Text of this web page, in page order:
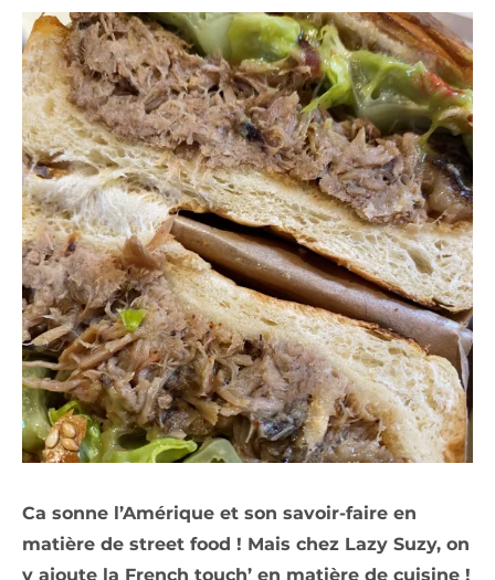
Ca sonne l’Amérique et son savoir-faire en
matière de street food ! Mais chez Lazy Suzy, on
y ajoute la French touch’ en matière de cuisine !